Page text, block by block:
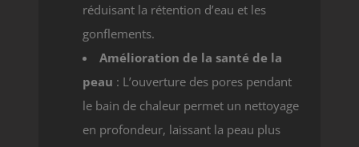
réduisant la rétention d’eau et les
gonflements.
Amélioration de la santé de la
peau : L’ouverture des pores pendant
le bain de chaleur permet un nettoyage
en profondeur, laissant la peau plus